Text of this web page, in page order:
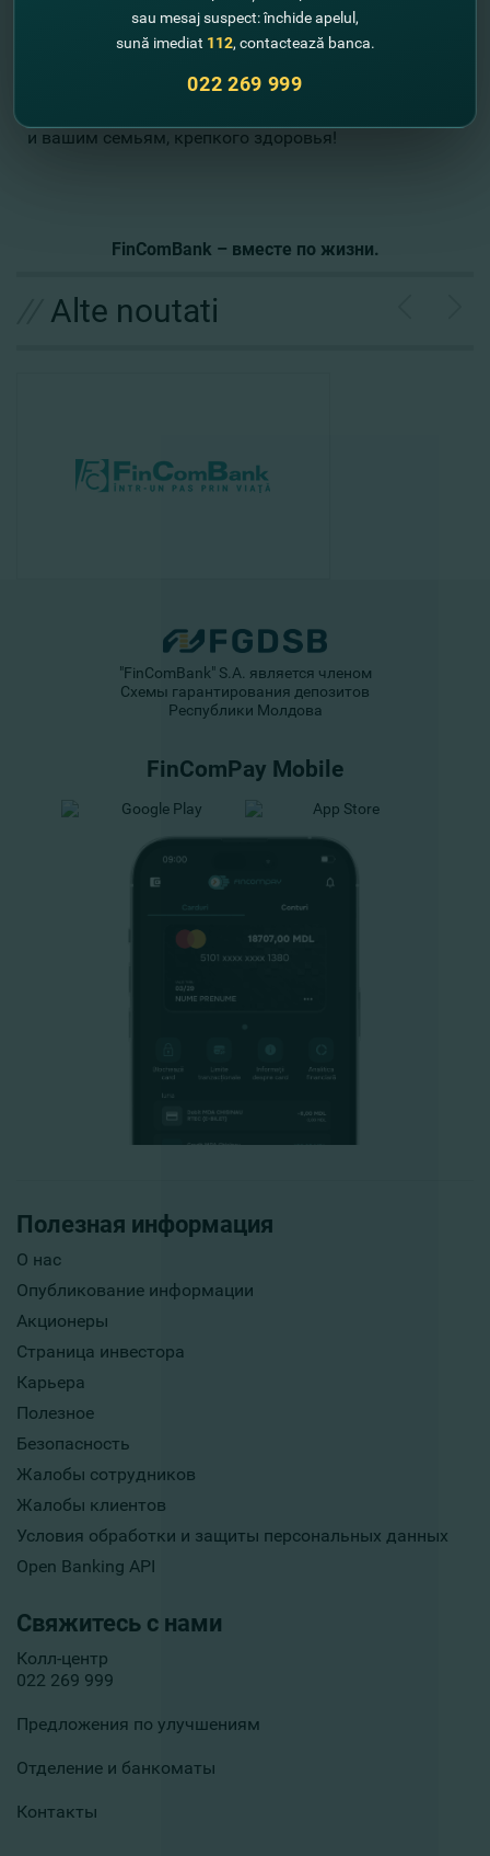
Уважаемые работники системы здравоохранения
профессиональным праздником! Благодарим за
и вашим семьям, крепкого здоровья!
FinComBank – вместе по жизни.
Alte noutati
Полезная информация
О нас
Опубликование информации
Акционеры
Страница инвестора
Карьера
Полезное
Безопасность
Жалобы сотрудников
Жалобы клиентов
Условия обработки и защиты персональных данных
Open Banking API
Свяжитесь с нами
Колл-центр
022 269 999
Предложения по улучшениям
Отделение и банкоматы
Контакты
"FinComBank" S.A. является членом
Схемы гарантирования депозитов
Республики Молдова
FinComPay Mobile
sau mesaj suspect: închide apelul,
sună imediat 112, contactează banca.
022 269 999